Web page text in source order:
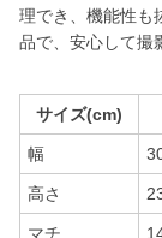
理でき、機能性も
品で、安心して撮
サイズ(cm)
幅
高さ
マチ